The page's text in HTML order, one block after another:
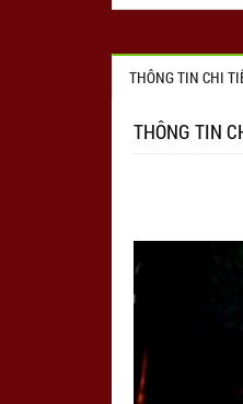
THÔNG TIN CHI
THÔNG TIN